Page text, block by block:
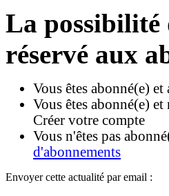
La possibilité
réservé aux
Vous êtes abonné(e)
Vous êtes abonné(e)
Créer votre compte
Vous n'êtes pas
d'abonnements
Envoyer cette actualité par email :